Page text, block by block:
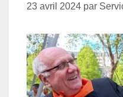
23 avril 2024 par